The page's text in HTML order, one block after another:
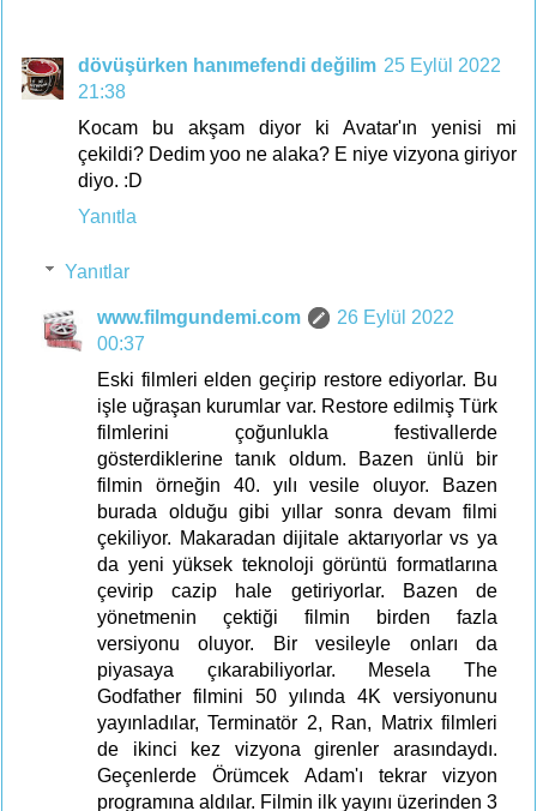
dövüşürken hanımefendi değilim 25 Eylül 2022
21:38
Kocam bu akşam diyor ki Avatar'ın yenisi mi
çekildi? Dedim yoo ne alaka? E niye vizyona giriyor
diyo. :D
Yanıtla
Yanıtlar
www.filmgundemi.com
26 Eylül 2022
00:37
Eski filmleri elden geçirip restore ediyorlar. Bu
işle uğraşan kurumlar var. Restore edilmiş Türk
filmlerini çoğunlukla festivallerde
gösterdiklerine tanık oldum. Bazen ünlü bir
filmin örneğin 40. yılı vesile oluyor. Bazen
burada olduğu gibi yıllar sonra devam filmi
çekiliyor. Makaradan dijitale aktarıyorlar vs ya
da yeni yüksek teknoloji görüntü formatlarına
çevirip cazip hale getiriyorlar. Bazen de
yönetmenin çektiği filmin birden fazla
versiyonu oluyor. Bir vesileyle onları da
piyasaya çıkarabiliyorlar. Mesela The
Godfather filmini 50 yılında 4K versiyonunu
yayınladılar, Terminatör 2, Ran, Matrix filmleri
de ikinci kez vizyona girenler arasındaydı.
Geçenlerde Örümcek Adam'ı tekrar vizyon
programına aldılar. Filmin ilk yayını üzerinden 3